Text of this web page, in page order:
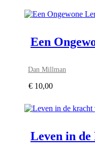
Een
Dan Millman
€ 10,00
Leven in